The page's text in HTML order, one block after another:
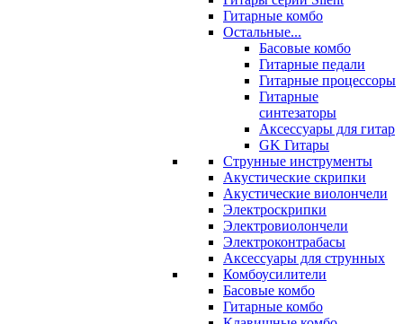
Гитарные комбо
Остальные...
Басовые комбо
Гитарные педали
Гитарные процессоры
Гитарные
синтезаторы
Аксессуары для гитар
GK Гитары
Струнные инструменты
Акустические скрипки
Акустические виолончели
Электроскрипки
Электровиолончели
Электроконтрабасы
Аксессуары для струнных
Комбоусилители
Басовые комбо
Гитарные комбо